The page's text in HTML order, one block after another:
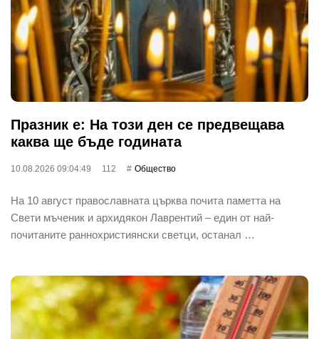
Празник е: На този ден се предвещава
каква ще бъде годината
10.08.2026 09:04:49 112 Общество
На 10 август православната църква почита паметта на
Свети мъченик и архидякон Лаврентий – един от най-
почитаните раннохристиянски светци, останал …